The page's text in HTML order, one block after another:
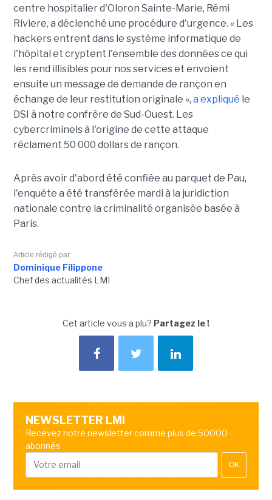
centre hospitalier d'Oloron Sainte-Marie, Rémi
Riviere, a déclenché une procédure d'urgence. « Les
hackers entrent dans le système informatique de
l'hôpital et cryptent l'ensemble des données ce qui
les rend illisibles pour nos services et envoient
ensuite un message de demande de rançon en
échange de leur restitution originale », a expliqué le
DSI à notre confrère de Sud-Ouest. Les
cybercriminels à l'origine de cette attaque
réclament 50 000 dollars de rançon.
Après avoir d'abord été confiée au parquet de Pau,
l'enquête a été transférée mardi à la juridiction
nationale contre la criminalité organisée basée à
Paris.
Article rédigé par
Dominique Filippone
Chef des actualités LMI
Cet article vous a plu? Partagez le !
NEWSLETTER LMI
Recevez notre newsletter comme plus de 50000
abonnés
OK